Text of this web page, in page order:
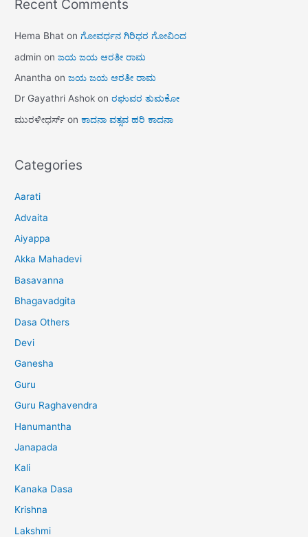
Recent Comments
Hema Bhat onಗೋವರ್ಧನ ಗಿರಿಧರ ಗೋವಿಂದ
admin onಜಯ ಜಯ ಆರತೀ ರಾಮ
Anantha onಜಯ ಜಯ ಆರತೀ ರಾಮ
Dr Gayathri Ashok onರಘುವರ ತುಮಕೋ
ಮುರಳೀಧರ್ಸ್ onಕಾದನಾ ವತ್ಸವ ಹರಿ ಕಾದನಾ
Categories
Aarati
Advaita
Aiyappa
Akka Mahadevi
Basavanna
Bhagavadgita
Dasa Others
Devi
Ganesha
Guru
Guru Raghavendra
Hanumantha
Janapada
Kali
Kanaka Dasa
Krishna
Lakshmi